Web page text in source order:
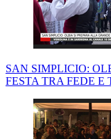
SAN SIMPLICIO:
FESTA TRA FEDE E